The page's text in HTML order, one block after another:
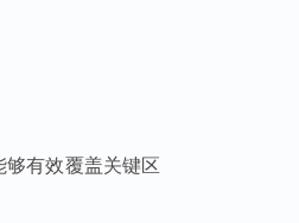
够有效覆盖关键区